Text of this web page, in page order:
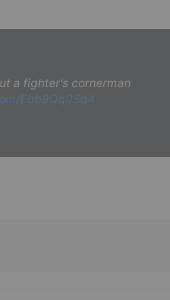
a fighter's cornerman
Ebb9Qq0Sq4